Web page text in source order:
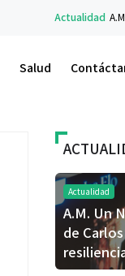
A.M. Un Nuevo
Salud
Actualidad
A.M. Un
de